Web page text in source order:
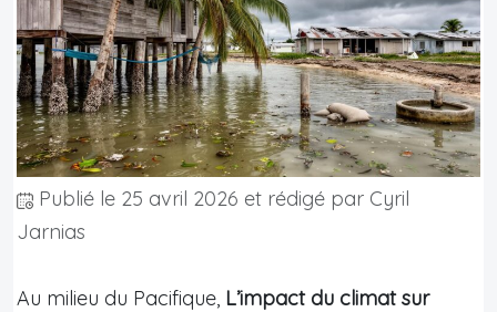
Publié le 25 avril 2026 et rédigé par Cyril
Jarnias
Au milieu du Pacifique, L’impact du climat sur